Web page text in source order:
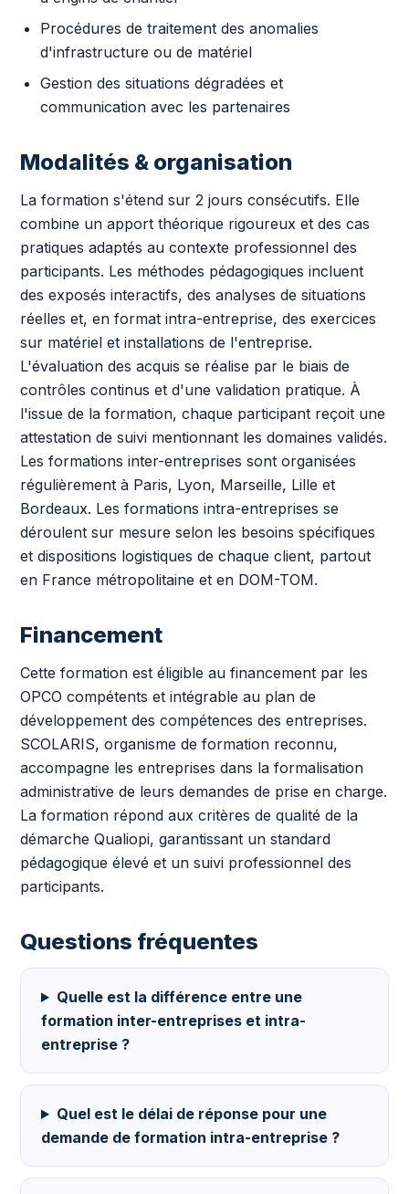
Procédures de traitement des anomalies
d'infrastructure ou de matériel
Gestion des situations dégradées et
communication avec les partenaires
Modalités & organisation
La formation s'étend sur 2 jours consécutifs. Elle
combine un apport théorique rigoureux et des cas
pratiques adaptés au contexte professionnel des
participants. Les méthodes pédagogiques incluent
des exposés interactifs, des analyses de situations
réelles et, en format intra-entreprise, des exercices
sur matériel et installations de l'entreprise.
L'évaluation des acquis se réalise par le biais de
contrôles continus et d'une validation pratique. À
l'issue de la formation, chaque participant reçoit une
attestation de suivi mentionnant les domaines validés.
Les formations inter-entreprises sont organisées
régulièrement à Paris, Lyon, Marseille, Lille et
Bordeaux. Les formations intra-entreprises se
déroulent sur mesure selon les besoins spécifiques
et dispositions logistiques de chaque client, partout
en France métropolitaine et en DOM-TOM.
Financement
Cette formation est éligible au financement par les
OPCO compétents et intégrable au plan de
développement des compétences des entreprises.
SCOLARIS, organisme de formation reconnu,
accompagne les entreprises dans la formalisation
administrative de leurs demandes de prise en charge.
La formation répond aux critères de qualité de la
démarche Qualiopi, garantissant un standard
pédagogique élevé et un suivi professionnel des
participants.
Questions fréquentes
Quelle est la différence entre une
formation inter-entreprises et intra-
entreprise ?
Quel est le délai de réponse pour une
demande de formation intra-entreprise ?